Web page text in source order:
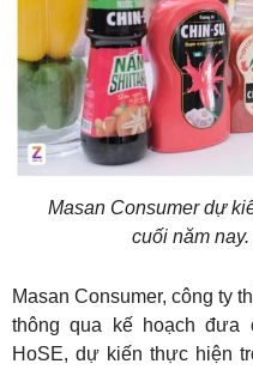
Masan Consumer dự
cuối năm
Masan Consumer, công ty
thông qua kế hoạch đưa
HoSE, dự kiến thực hiện